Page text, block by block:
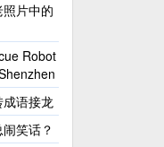
片中的
Robot
语接龙
笑话？